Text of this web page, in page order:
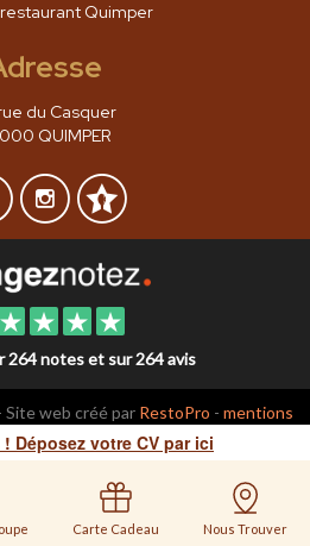
Quimper
du Casquer
QUIMPER
264 notes et sur 264 avis
web créé par RestoPro - mentions
légales
Déposez votre CV par ici
Carte Cadeau Nous Trouver